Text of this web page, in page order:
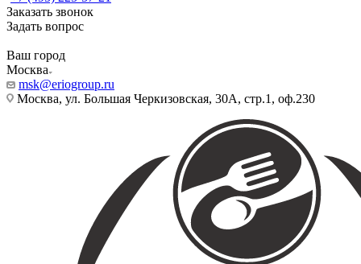
Заказать звонок
Задать вопрос
Ваш город
Москва
msk@eriogroup.ru
Москва, ул. Большая Черкизовская, 30А, стр.1, оф.230